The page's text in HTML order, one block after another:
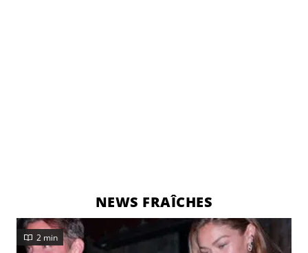
NEWS FRAÎCHES
2 min